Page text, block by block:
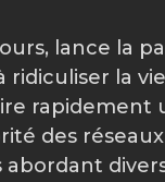
lance la
ridiculiser la
rapidement
des réseaux